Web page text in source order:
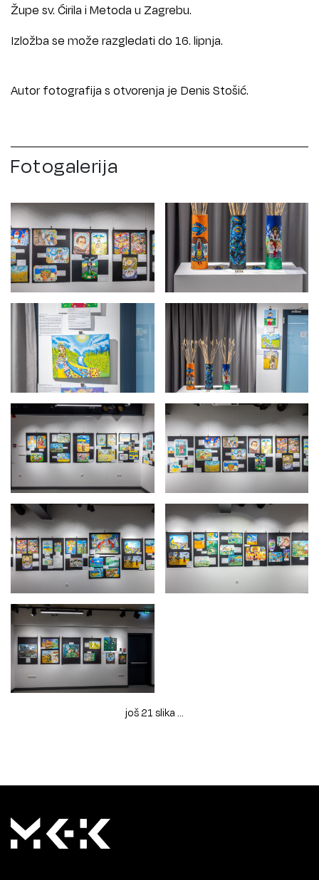
Župe sv. Ćirila i Metoda u Zagrebu.
Izložba se može razgledati do 16. lipnja.
Autor fotografija s otvorenja je Denis Stošić.
Fotogalerija
još 21 slika ...